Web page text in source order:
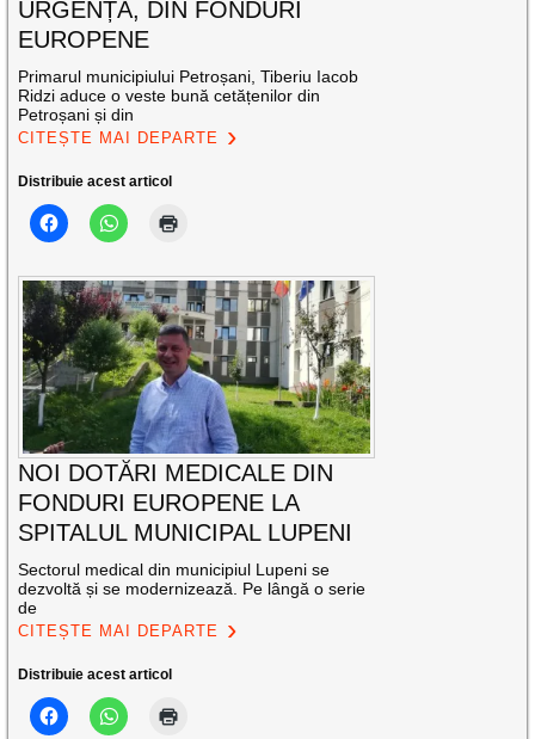
URGENȚĂ, DIN FONDURI
EUROPENE
Primarul municipiului Petroșani, Tiberiu Iacob
Ridzi aduce o veste bună cetățenilor din
Petroșani și din
CITEȘTE MAI DEPARTE
Distribuie acest articol
NOI DOTĂRI MEDICALE DIN
FONDURI EUROPENE LA
SPITALUL MUNICIPAL LUPENI
Sectorul medical din municipiul Lupeni se
dezvoltă și se modernizează. Pe lângă o serie
de
CITEȘTE MAI DEPARTE
Distribuie acest articol